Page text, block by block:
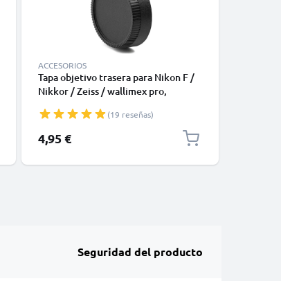
ACCESORIOS
Tapa objetivo trasera para Nikon F /
Nikkor / Zeiss / wallimex pro,
F Mount (AF-S, AF-P, AI)
(19 reseñas)
4,95 €
Seguridad del producto